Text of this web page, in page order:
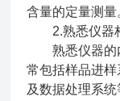
含量的定量测量
2.熟悉仪器
熟悉仪器的内
常包括样品进
及数据处理系